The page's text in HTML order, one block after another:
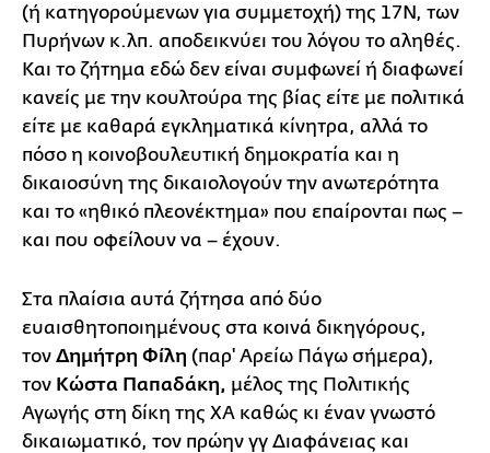
(ή κατηγορούμενων για συμμετοχή) της 17Ν, των
Πυρήνων κ.λπ. αποδεικνύει του λόγου το αληθές.
Και το ζήτημα εδώ δεν είναι συμφωνεί ή διαφωνεί
κανείς με την κουλτούρα της βίας είτε με πολιτικά
είτε με καθαρά εγκληματικά κίνητρα, αλλά το
πόσο η κοινοβουλευτική δημοκρατία και η
δικαιοσύνη της δικαιολογούν την ανωτερότητα
και το «ηθικό πλεονέκτημα» που επαίρονται πως –
και που οφείλουν να – έχουν.
Στα πλαίσια αυτά ζήτησα από δύο
ευαισθητοποιημένους στα κοινά δικηγόρους,
τον Δημήτρη Φίλη (παρ' Αρείω Πάγω σήμερα),
τον Κώστα Παπαδάκη, μέλος της Πολιτικής
Αγωγής στη δίκη της ΧΑ καθώς κι έναν γνωστό
δικαιωματικό, τον πρώην γγ Διαφάνειας και